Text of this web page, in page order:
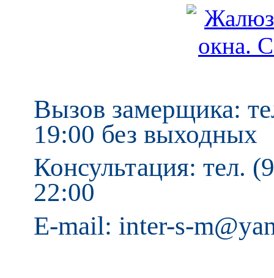
Вызов замерщика:
19:00 без выходных
Консультация: тел.
22:00
E-mail: inter-s-